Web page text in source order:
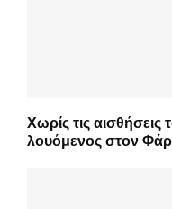
Χωρίς τις
λουόμενος στον